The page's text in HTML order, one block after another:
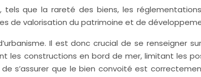
que la rareté des biens, les
de valorisation du patrimoine et de
Il est donc crucial de se renseigner sur
les constructions en bord de mer, limitant les
s’assurer que le bien convoité est